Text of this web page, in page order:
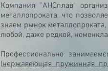
Компания "АНСплав"
металлопроката, что
знаем рынок
любой, даже редкой,
Профессионально
(нержавеющая пружинная